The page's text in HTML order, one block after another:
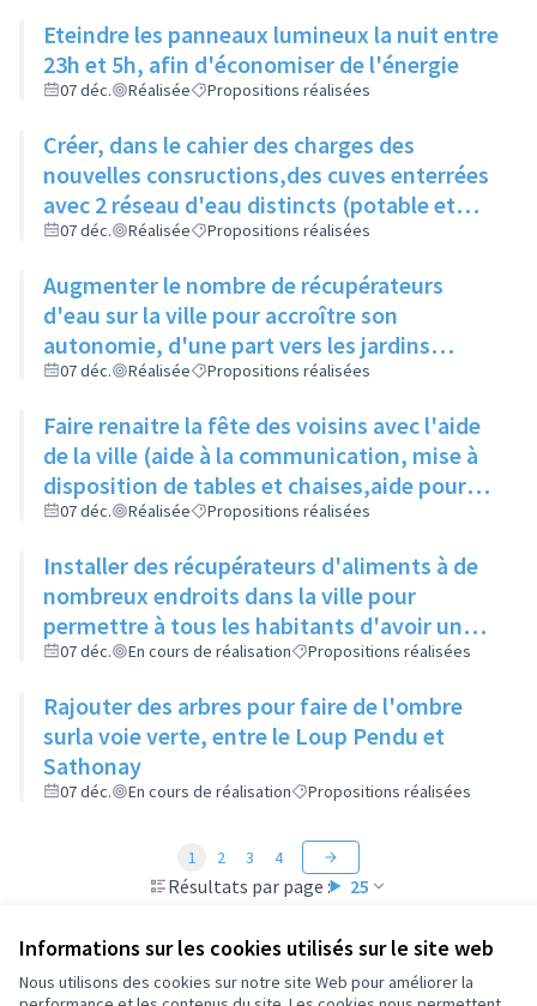
Informations sur les cookies utilisés sur le site web
Nous utilisons des cookies sur notre site Web pour améliorer la
Eteindre les panneaux lumineux la nuit entre
23h et 5h, afin d'économiser de l'énergie
07 déc. Réalisée Propositions réalisées
Créer, dans le cahier des charges des
nouvelles consructions,des cuves enterrées
avec 2 réseau d'eau distincts (potable et
non potable)
07 déc. Réalisée Propositions réalisées
Augmenter le nombre de récupérateurs
d'eau sur la ville pour accroître son
autonomie, d'une part vers les jardins
partagés pour l'arrosage des plantations,
pour compléter la réserve actuellement
insuffisante
07 déc. Réalisée Propositions réalisées
Faire renaitre la fête des voisins avec l'aide
de la ville (aide à la communication, mise à
disposition de tables et chaises,aide pour
les demandes d'occupation du domaine
07 déc. Réalisée Propositions réalisées
Installer des récupérateurs d'aliments à de
nombreux endroits dans la ville pour
permettre à tous les habitants d'avoir un
bac à proximité, quelque soit son quartier
07 déc. En cours de réalisation Propositions réalisées
Rajouter des arbres pour faire de l'ombre
surla voie verte, entre le Loup Pendu et
Sathonay
07 déc. En cours de réalisation Propositions réalisées
Résultats par page : 25
1 2 3 4